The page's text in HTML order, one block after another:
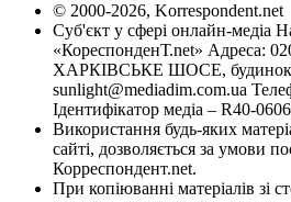
© 2000-2026, Korrespondent.net
Суб'єкт у сфері онлайн-медіа
«КореспонденТ.net» Адреса:
ХАРКІВСЬКЕ ШОСЕ, будинок
sunlight@mediadim.com.ua
Ідентифікатор медіа – R40-
Використання будь-яких
сайті, дозволяється за умови
Корреспондент.net.
При копіюванні матеріалів зі